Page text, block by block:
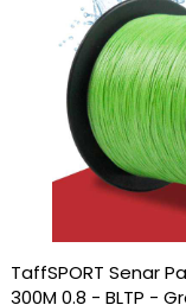
TaffSPORT Senar
300M 0.8 - BLTP -